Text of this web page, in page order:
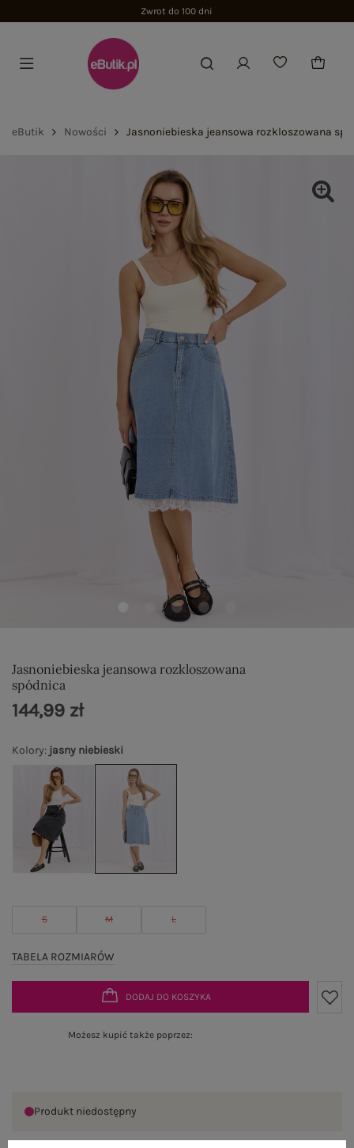
Zwrot do 100 dni
eButik Nowości Jasnoniebieska jeansowa rozkloszowana
Jasnoniebieska jeansowa rozkloszowana
spódnica
Kolory: jasny niebieski
S M L
TABELA ROZMIARÓW
144,99 zł
DODAJ DO KOSZYKA
Możesz kupić także poprzez:
Produkt niedostępny